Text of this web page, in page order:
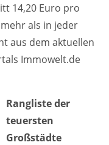
14,20 Euro pro
als in jeder
aus dem aktuellen
Immowelt.de
Rangliste der
teuersten
Großstädte